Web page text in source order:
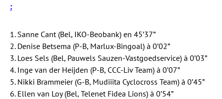
:
1. Sanne Cant (Bel, IKO-Beobank) en 45’37”
2. Denise Betsema (P-B, Marlux-Bingoal) à 0’02”
3. Loes Sels (Bel, Pauwels Sauzen-Vastgoedservice) à 0’03”
4. Inge van der Heijden (P-B, CCC-Liv Team) à 0’07”
5. Nikki Brammeier (G-B, Mudiiita Cyclocross Team) à 0’45”
6. Ellen van Loy (Bel, Telenet Fidea Lions) à 0’54”